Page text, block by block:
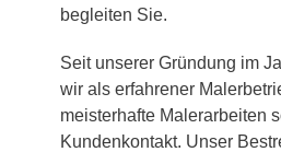
begleiten Sie.
Seit unserer Gründung im
wir als erfahrener
meisterhafte Malerarbeiten
Kundenkontakt. Unser